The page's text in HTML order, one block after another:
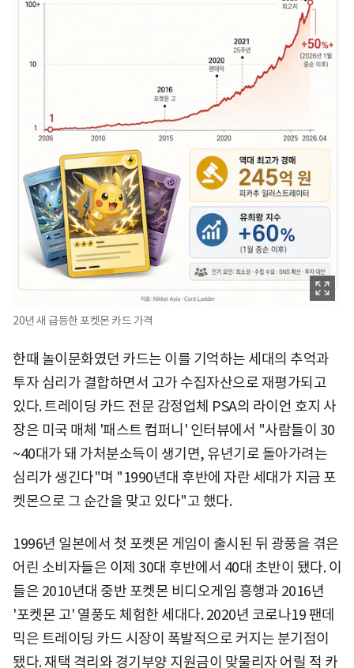
20년 새 급등한 포켓몬 카드 가격
한때 놀이문화였던 카드는 이를 기억하는 세대의 추억과
투자 심리가 결합하면서 고가 수집자산으로 재평가되고
있다. 트레이딩 카드 전문 감정업체 PSA의 라이언 호지 사
장은 미국 매체 '패스트 컴퍼니' 인터뷰에서 "사람들이 30
~40대가 돼 가처분소득이 생기면, 유년기로 돌아가려는
심리가 생긴다"며 "1990년대 후반에 자란 세대가 지금 포
켓몬으로 그 순간을 맞고 있다"고 했다.
1996년 일본에서 첫 포켓몬 게임이 출시된 뒤 광풍을 겪은
어린 소비자들은 이제 30대 후반에서 40대 초반이 됐다. 이
들은 2010년대 중반 포켓몬 비디오게임 흥행과 2016년
'포켓몬 고' 열풍도 체험한 세대다. 2020년 코로나19 팬데
믹은 트레이딩 카드 시장이 폭발적으로 커지는 분기점이
됐다. 재택 격리와 경기부양 지원금이 맞물리자 어릴 적 카